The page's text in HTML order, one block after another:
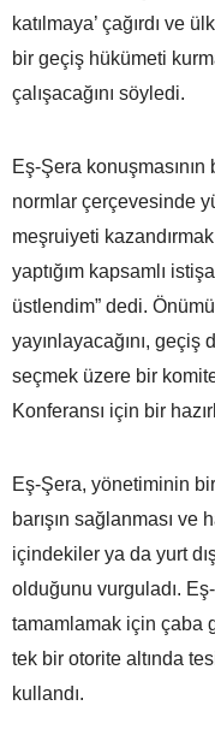
katılmaya’ çağırdı ve
bir geçiş hükümeti
çalışacağını söyledi.
Eş-Şera konuşmasının
normlar çerçevesinde
meşruiyeti
yaptığım kapsamlı
üstlendim” dedi.
yayınlayacağını,
seçmek üzere bir
Konferansı için bir
Eş-Şera, yönetiminin
barışın sağlanması ve
içindekiler ya da yurt
olduğunu vurguladı.
tamamlamak için çaba
tek bir otorite altında
kullandı.